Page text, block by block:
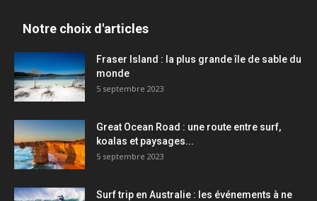
Notre choix d'articles
Fraser Island : la plus grande île de sable du
monde
5 septembre 2023
Great Ocean Road : une route entre surf,
koalas et paysages...
5 septembre 2023
Surf trip en Australie : les événements à ne